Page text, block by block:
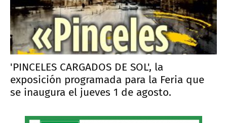
'PINCELES CARGADOS DE SOL', la
exposición programada para la Feria que
se inaugura el jueves 1 de agosto.